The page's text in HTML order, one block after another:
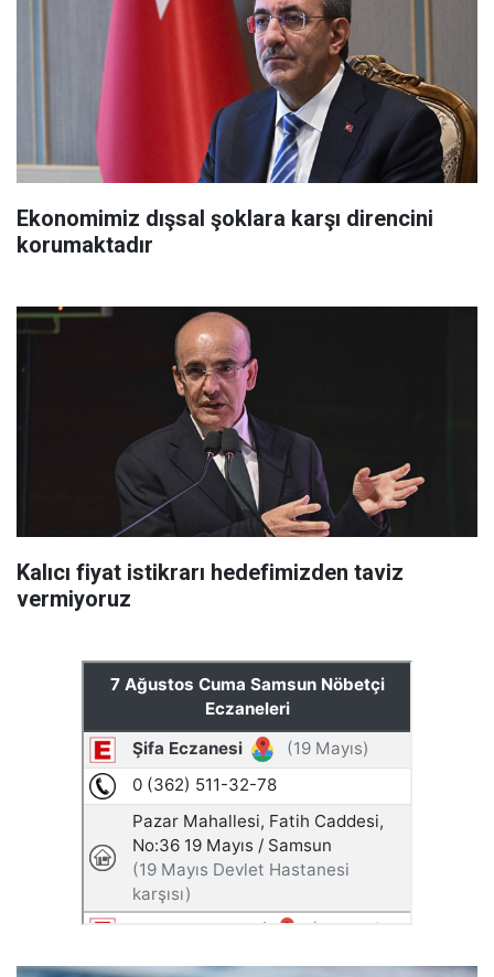
Ekonomimiz dışsal şoklara karşı direncini
korumaktadır
Kalıcı fiyat istikrarı hedefimizden taviz
vermiyoruz